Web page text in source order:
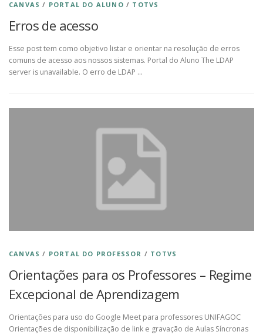
CANVAS / PORTAL DO ALUNO / TOTVS
Erros de acesso
Esse post tem como objetivo listar e orientar na resolução de erros
comuns de acesso aos nossos sistemas. Portal do Aluno The LDAP
server is unavailable. O erro de LDAP …
CANVAS / PORTAL DO PROFESSOR / TOTVS
Orientações para os Professores – Regime
Excepcional de Aprendizagem
Orientações para uso do Google Meet para professores UNIFAGOC
Orientações de disponibilização de link e gravação de Aulas Síncronas